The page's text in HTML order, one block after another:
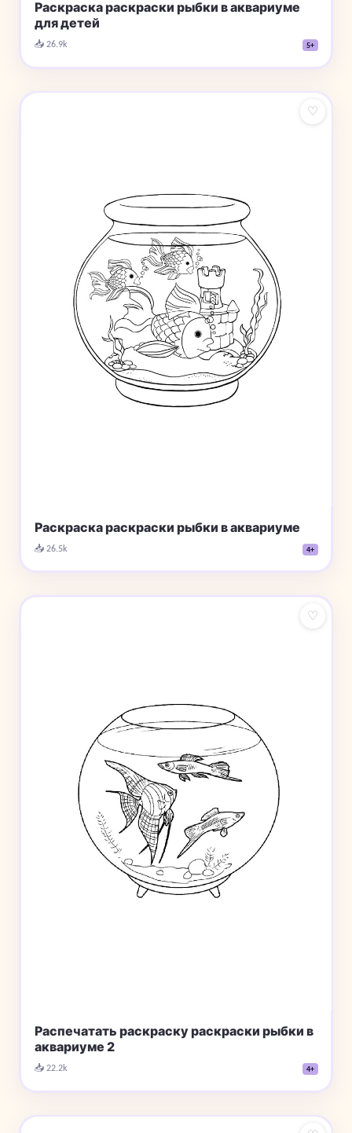
Раскраска раскраски рыбки в аквариуме
для детей
📥 26.9k 5+
♡
Раскраска раскраски рыбки в аквариуме
📥 26.5k 4+
♡
Распечатать раскраску раскраски рыбки в
аквариуме 2
📥 22.2k 4+